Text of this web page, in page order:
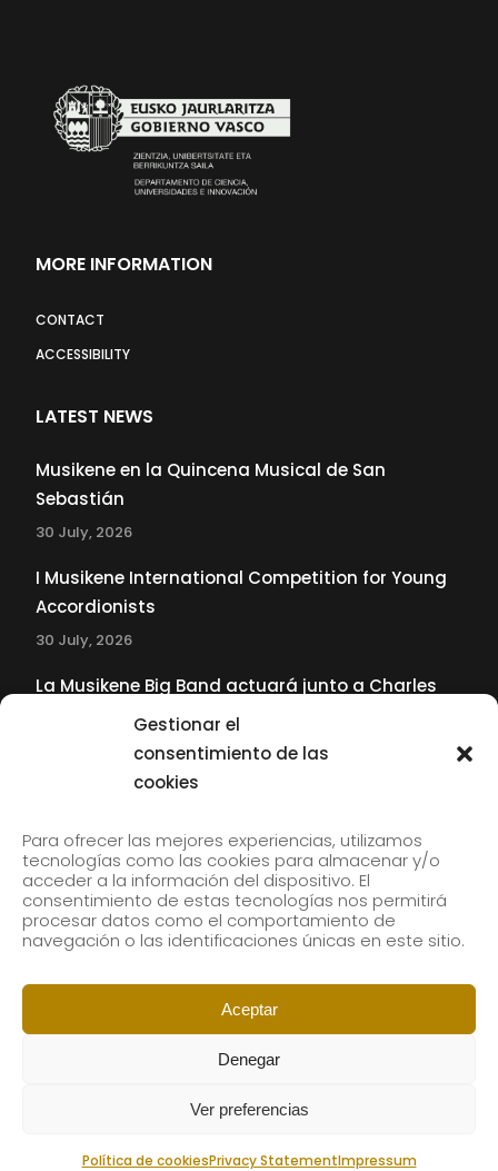
Gestionar el
consentimiento de las
cookies
Para ofrecer las mejores experiencias, utilizamos
tecnologías como las cookies para almacenar y/o
acceder a la información del dispositivo. El
consentimiento de estas tecnologías nos permitirá
procesar datos como el comportamiento de
navegación o las identificaciones únicas en este sitio.
Aceptar
Denegar
Ver preferencias
Política de cookiesPrivacy StatementImpressum
MORE INFORMATION
CONTACT
ACCESSIBILITY
LATEST NEWS
Musikene en la Quincena Musical de San
Sebastián
30 July, 2026
I Musikene International Competition for Young
Accordionists
30 July, 2026
La Musikene Big Band actuará junto a Charles
Tolliver en el 61 Jazzaldia
Subscribe to our newsletter to receive our news by
email.